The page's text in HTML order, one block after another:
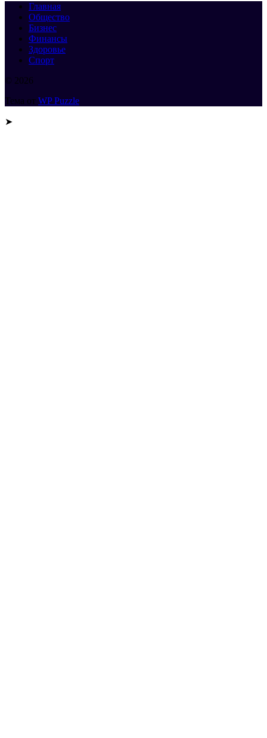
Главная
Общество
Бизнес
Финансы
Здоровье
Спорт
© 2026
Тема от WP Puzzle
➤